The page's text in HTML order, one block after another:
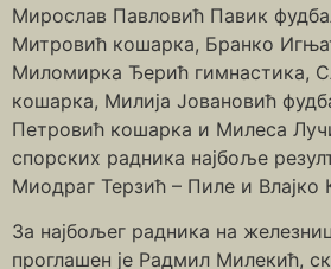
Мирослав Павловић Павик
Митровић кошарка, Бранко
Миломирка Ђерић гимнастика,
кошарка, Милија Јовановић
Петровић кошарка и Милеса
спорских радника најбоље
Миодраг Терзић – Пиле и Влајко
За најбољег радника на
проглашен је Радмил Милекић,